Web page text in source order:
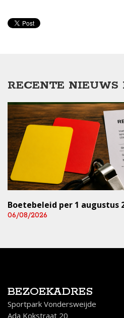
RECENTE NIEUWS
Boetebeleid per 1 augustus
06/08/2026
BEZOEKADRES
Sportpark Vondersweijde
Ada Kokstraat 20